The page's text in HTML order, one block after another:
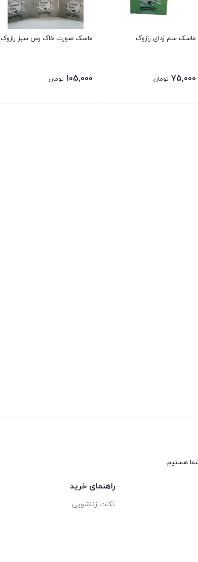
ماسک سم زدای رازوک
75,000 تومان
ماسک صورت خاک رس سبز رازوک
105,000 تومان
راهنمای خرید
نکات زناشویی